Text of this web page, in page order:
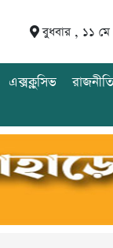
বুধবার , ১১
এক্সক্লুসিভ রাজনীতি